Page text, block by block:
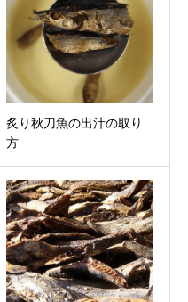
炙り秋刀魚の出汁の取り
方